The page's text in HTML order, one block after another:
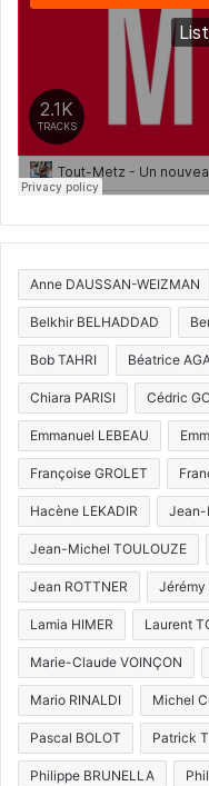
Anne DAUSSAN-WEIZMAN
Belkhir BELHADDAD
Bob TAHRI Béatrice
Chiara PARISI Cédric
Emmanuel LEBEAU
Françoise GROLET
Hacène LEKADIR Jean-
Jean-Michel TOULOUZE
Jean ROTTNER Jérémy
Lamia HIMER Laurent
Marie-Claude VOINÇON
Mario RINALDI Michel
Pascal BOLOT Patrick
Philippe BRUNELLA